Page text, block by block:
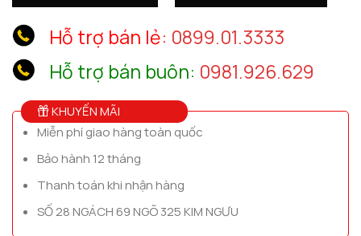
Hỗ trợ bán lẻ: 0899.01.3333
Hỗ trợ bán buôn: 0981.926.629
KHUYẾN MÃI
Miễn phí giao hàng toàn quốc
Bảo hành 12 tháng
Thanh toán khi nhận hàng
SỐ 28 NGÁCH 69 NGÕ 325 KIM NGƯU